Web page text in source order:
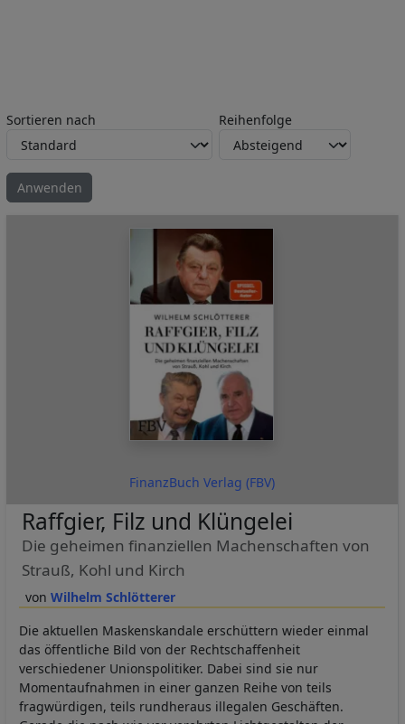
Sortieren nach Reihenfolge
FinanzBuch Verlag (FBV)
Wilhelm Schlötterer
Raffgier, Filz und Klüngelei
Die geheimen finanziellen Machenschaften von
Strauß, Kohl und Kirch
Die aktuellen Maskenskandale erschüttern wieder einmal
das öffentliche Bild von der Rechtschaffenheit
verschiedener Unionspolitiker. Dabei sind sie nur
Momentaufnahmen in einer ganzen Reihe von teils
fragwürdigen, teils rundheraus illegalen Geschäften.